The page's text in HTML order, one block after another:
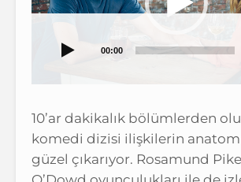
00:00
10’ar dakikalık bölümlerden
komedi dizisi ilişkilerin
güzel çıkarıyor. Rosamund